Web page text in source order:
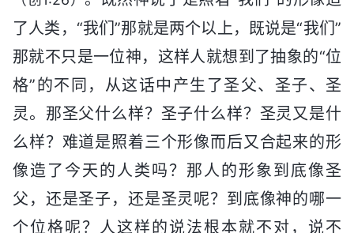
了人类，“我们”那就是两个以上，既说是“我们”
那就不只是一位神，这样人就想到了抽象的“位
格”的不同，从这话中产生了圣父、圣子、圣
灵。那圣父什么样？圣子什么样？圣灵又是什
么样？难道是照着三个形像而后又合起来的形
像造了今天的人类吗？那人的形象到底像圣
父，还是圣子，还是圣灵呢？到底像神的哪一
个位格呢？人这样的说法根本就不对，说不